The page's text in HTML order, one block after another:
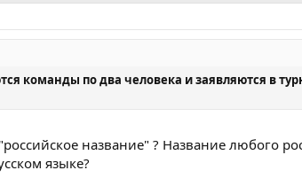
команды по два человека и заявляются в
название" ? Название любого
языке?